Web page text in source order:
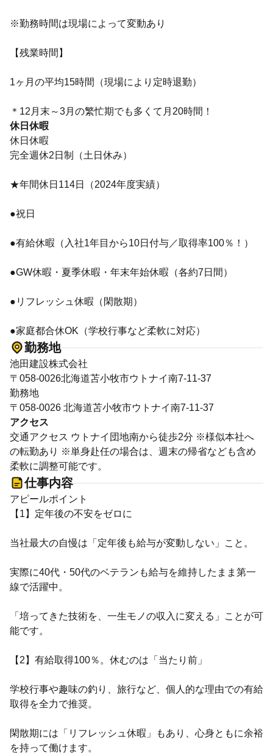
※勤務時間は現場によって変動あり
【残業時間】
1ヶ月の平均15時間（現場により定時退勤）
＊12月末～3月の繁忙期でも多くて月20時間！
休日休暇
休日休暇
完全週休2日制（土日休み）
★年間休日114日（2024年度実績）
●祝日
●有給休暇（入社1年目から10日付与／取得率100％！）
●GW休暇・夏季休暇・年末年始休暇（各約7日間）
●リフレッシュ休暇（閑散期）
●家庭都合休OK（学校行事など柔軟に対応）
勤務地
池田建設株式会社
〒058-0026北海道苫小牧市ウトナイ南7-11-37
勤務地
〒058-0026 北海道苫小牧市ウトナイ南7-11-37
アクセス
交通アクセス ウトナイ団地南から徒歩2分 ※様似本社へ
の転勤あり ※単身赴任の場合は、週末の帰省なども含め
柔軟に調整可能です。
仕事内容
アピールポイント
【1】定年後の不安をゼロに
当社最大の自慢は「定年後も給与が変動しない」こと。
実際に40代・50代のベテランも給与を維持したまま第一
線で活躍中。
「培ってきた技術を、一生モノの収入に変える」ことが可
能です。
【2】有給取得100％。休むのは「当たり前」
学校行事や趣味の釣り、旅行など、個人的な理由での有給
取得を全力で推奨。
閑散期には「リフレッシュ休暇」もあり、心身ともに余裕
を持って働けます。